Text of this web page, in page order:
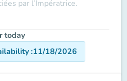
par l’Impératrice.
today
:11/18/2026